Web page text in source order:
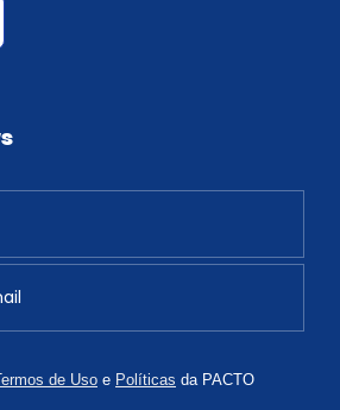
de Uso e Políticas da PACTO